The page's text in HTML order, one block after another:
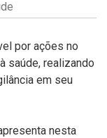
por ações no
saúde, realizando
em seu
nesta